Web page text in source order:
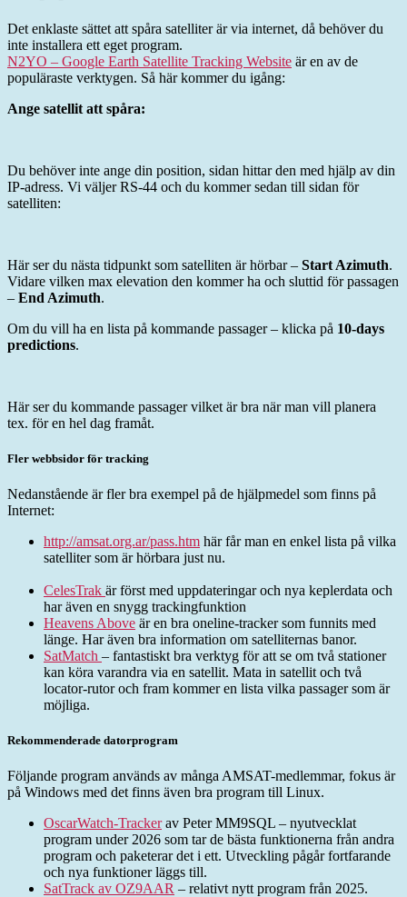
Det enklaste sättet att spåra satelliter är via internet, då behöver du
inte installera ett eget program.
N2YO – Google Earth Satellite Tracking Website är en av de
populäraste verktygen. Så här kommer du igång:
Ange satellit att spåra:
Du behöver inte ange din position, sidan hittar den med hjälp av din
IP-adress. Vi väljer RS-44 och du kommer sedan till sidan för
satelliten:
Här ser du nästa tidpunkt som satelliten är hörbar – Start Azimuth.
Vidare vilken max elevation den kommer ha och sluttid för passagen
– End Azimuth.
Om du vill ha en lista på kommande passager – klicka på 10-days
predictions.
Här ser du kommande passager vilket är bra när man vill planera
tex. för en hel dag framåt.
Fler webbsidor för tracking
Nedanstående är fler bra exempel på de hjälpmedel som finns på
Internet:
http://amsat.org.ar/pass.htm här får man en enkel lista på vilka
satelliter som är hörbara just nu.
CelesTrak är först med uppdateringar och nya keplerdata och
har även en snygg trackingfunktion
Heavens Above är en bra oneline-tracker som funnits med
länge. Har även bra information om satelliternas banor.
SatMatch – fantastiskt bra verktyg för att se om två stationer
kan köra varandra via en satellit. Mata in satellit och två
locator-rutor och fram kommer en lista vilka passager som är
möjliga.
Rekommenderade datorprogram
Följande program används av många AMSAT-medlemmar, fokus är
på Windows med det finns även bra program till Linux.
OscarWatch-Trackerav Peter MM9SQL – nyutvecklat
program under 2026 som tar de bästa funktionerna från andra
program och paketerar det i ett. Utveckling pågår fortfarande
och nya funktioner läggs till.
SatTrack av OZ9AAR – relativt nytt program från 2025.